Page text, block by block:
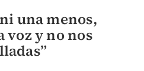
una menos,
voz y no nos